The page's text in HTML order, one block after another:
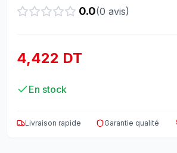
0.0(0 avis)
4,422 DT
En stock
Livraison rapide Garantie qualité